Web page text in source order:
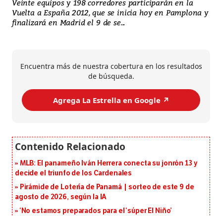
Veinte equipos y 198 corredores participarán en la
Vuelta a España 2012, que se inicia hoy en Pamplona y
finalizará en Madrid el 9 de se...
Encuentra más de nuestra cobertura en los resultados
de búsqueda.
Agrega La Estrella en Google ↗️
MLB: El panameño Iván Herrera conecta su jonrón 13 y
decide el triunfo de los Cardenales
Pirámide de Lotería de Panamá | sorteo de este 9 de
agosto de 2026, según la IA
‘No estamos preparados para el ‘súper El Niño’